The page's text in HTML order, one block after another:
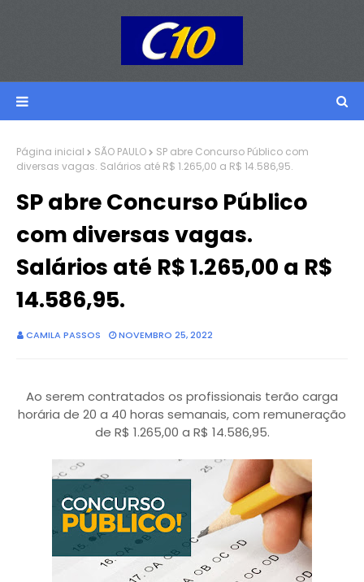
Página inicial SÃO PAULO
SP abre Concurso Público com
diversas vagas. Salários até R$ 1.265,00 a R$ 14.586,95.
SP abre Concurso Público
com diversas vagas.
Salários até R$ 1.265,00 a R$
14.586,95.
CAMILA PASSOS NOVEMBRO 25, 2022
Ao serem contratados os profissionais terão carga
horária de 20 a 40 horas semanais, com remuneração
de R$ 1.265,00 a R$ 14.586,95.